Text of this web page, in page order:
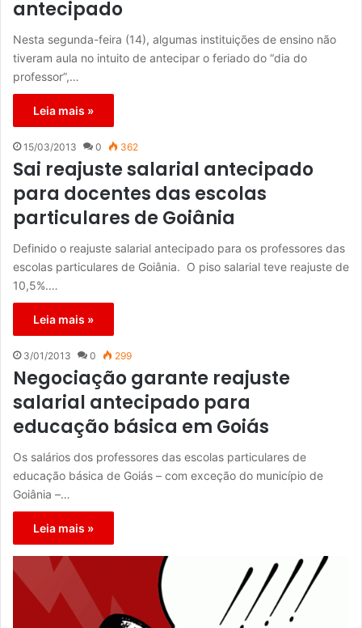
antecipado
Nesta segunda-feira (14), algumas instituições de ensino não
tiveram aula no intuito de antecipar o feriado do “dia do
professor”,…
Leia mais »
15/03/2013 0 362
Sai reajuste salarial antecipado
para docentes das escolas
particulares de Goiânia
Definido o reajuste salarial antecipado para os professores das
escolas particulares de Goiânia. O piso salarial teve reajuste de
10,5%.…
Leia mais »
3/01/2013 0 299
Negociação garante reajuste
salarial antecipado para
educação básica em Goiás
Os salários dos professores das escolas particulares de
educação básica de Goiás – com exceção do município de
Goiânia –…
Leia mais »